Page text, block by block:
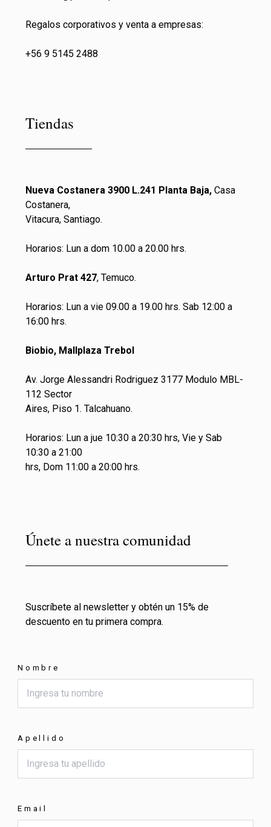
Regalos corporativos y venta a empresas:
+56 9 5145 2488
Tiendas
Nueva Costanera 3900 L.241 Planta Baja, Casa
Costanera,
Vitacura, Santiago.
Horarios: Lun a dom 10.00 a 20.00 hrs.
Arturo Prat 427, Temuco.
Horarios: Lun a vie 09.00 a 19.00 hrs. Sab 12:00 a
16:00 hrs.
Biobio, Mallplaza Trebol
Av. Jorge Alessandri Rodriguez 3177 Modulo MBL-
112 Sector
Aires, Piso 1. Talcahuano.
Horarios: Lun a jue 10:30 a 20:30 hrs, Vie y Sab
10:30 a 21:00
hrs, Dom 11:00 a 20:00 hrs.
Únete a nuestra comunidad
Suscríbete al newsletter y obtén un 15% de
descuento en tu primera compra.
Nombre
Apellido
Email